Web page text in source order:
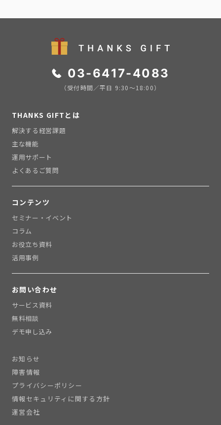
03-6417-4083
（受付時間／平日 9:30〜18:00）
THANKS GIFTとは
解決する経営課題
主な機能
運用サポート
よくあるご質問
コンテンツ
セミナー・イベント
コラム
お役立ち資料
活用事例
お問い合わせ
サービス資料
無料相談
デモ申し込み
お知らせ
障害情報
プライバシーポリシー
情報セキュリティに関する方針
運営会社